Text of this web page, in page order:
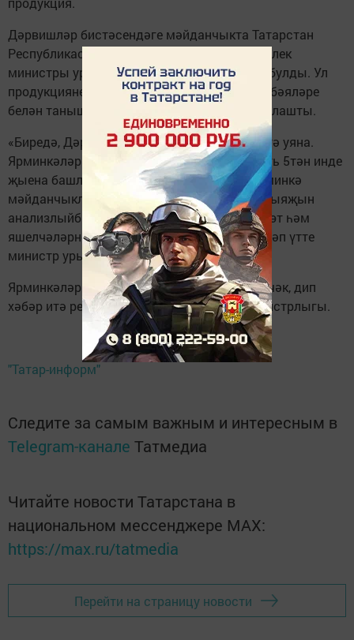
Дәрвишләр бистәсендәге мәйданчыкта Татарстан
Республикасы авыл хуҗалыгы һәм азык-төлек
министры урынбасары Рафаэль Фәттахов булды. Ул
продукциянең ассортименты һәм аларның бәяләре
белән танышты, сатып алучылар белән аралашты.
«Биредә, Дәрвишләр бистәсендә, халык иртә уяна.
Ярминкәләргә бик теләп йөриләр. Аңа сәгать 5тән инде
җыена башлыйлар. Без атна саен төрле ярминкә
мәйданчыкларына чыгабыз, халыкның ихтыяҗын
анализлыйбыз. Шуннан чыгып, бу атнада сөт һәм
яшелчәләрне күбрәк китердек», - дип билгеләп үтте
министр урынбасары.
Ярминкәләр 24 декабрьгә кадәр дәвам итәчәк, дип
хәбәр итә республика Авыл хуҗалыгы министрлыгы.
"Татар-информ"
Следите за самым важным и интересным в
Telegram-канале Татмедиа
Читайте новости Татарстана в
национальном мессенджере MАХ:
https://max.ru/tatmedia
Перейти на страницу новости